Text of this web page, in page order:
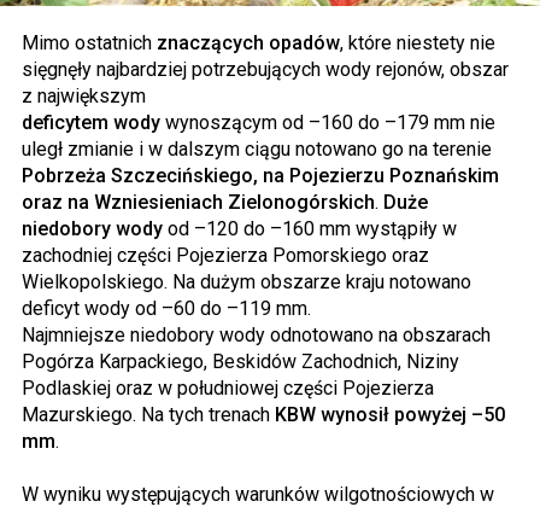
Mimo ostatnich znaczących opadów, które niestety nie
sięgnęły najbardziej potrzebujących wody rejonów, obszar
z największym
deficytem wody wynoszącym od –160 do –179 mm nie
uległ zmianie i w dalszym ciągu notowano go na terenie
Pobrzeża Szczecińskiego, na Pojezierzu Poznańskim
oraz na Wzniesieniach Zielonogórskich. Duże
niedobory wody od –120 do –160 mm wystąpiły w
zachodniej części Pojezierza Pomorskiego oraz
Wielkopolskiego. Na dużym obszarze kraju notowano
deficyt wody od –60 do –119 mm.
Najmniejsze niedobory wody odnotowano na obszarach
Pogórza Karpackiego, Beskidów Zachodnich, Niziny
Podlaskiej oraz w południowej części Pojezierza
Mazurskiego. Na tych trenach KBW wynosił powyżej –50
mm.
W wyniku występujących warunków wilgotnościowych w